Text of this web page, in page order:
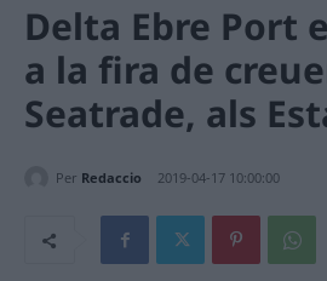
Delta Ebre Port
a la fira de
Seatrade, als
Per Redaccio 2019-04-17 10:00:00